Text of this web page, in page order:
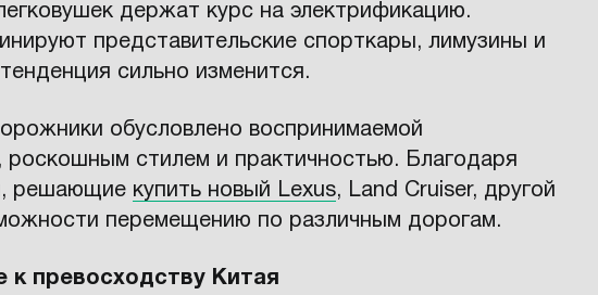
держат курс на электрификацию.
представительские спорткары, лимузины и
сильно изменится.
обусловлено воспринимаемой
роскошным стилем и практичностью. Благодаря
решающие купить новый Lexus, Land Cruiser, другой
перемещению по различным дорогам.
к превосходству Китая